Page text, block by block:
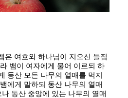
은 여호와 하나님이 지으신 들짐
뱀이 여자에게 물어 이르되 하
동산 모든 나무의 열매를 먹지
에게 말하되 동산 나무의 열매
동산 중앙에 있는 나무의 열매